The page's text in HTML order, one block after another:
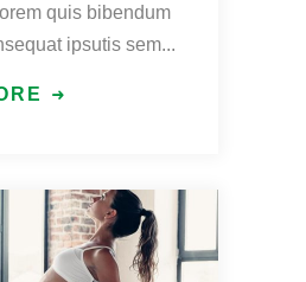
quis bibendum
ipsutis sem